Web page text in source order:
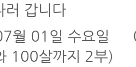
러 갑니다
월 01일 수요일
100살까지 2부)